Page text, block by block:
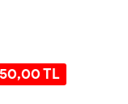
Lacivert
650,00 TL